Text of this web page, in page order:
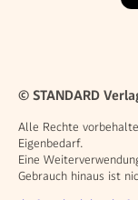
© STANDARD
Alle Rechte
Eigenbedarf.
Eine
Gebrauch hinaus ist